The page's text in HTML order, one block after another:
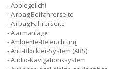
Abbiegelicht
Airbag Beifahrerseite
Airbag Fahrerseite
Alarmanlage
Ambiente-Beleuchtung
Anti-Blockier-System (ABS)
Audio-Navigationssystem